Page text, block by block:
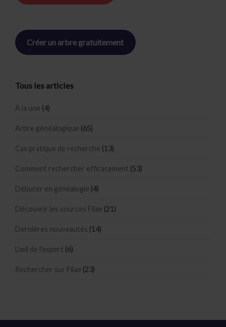
Créer un arbre gratuitement
Tous les articles
À la une (4)
Arbre généalogique (65)
Cas pratique de recherche (13)
Comment rechercher efficacement (53)
Débuter en généalogie (4)
Découvrir les sources Filae (21)
Dernières nouveautés (14)
L'œil de l'expert (6)
Rechercher sur Filae (23)